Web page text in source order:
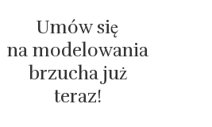
Umów się
na modelowania
brzucha już
teraz!